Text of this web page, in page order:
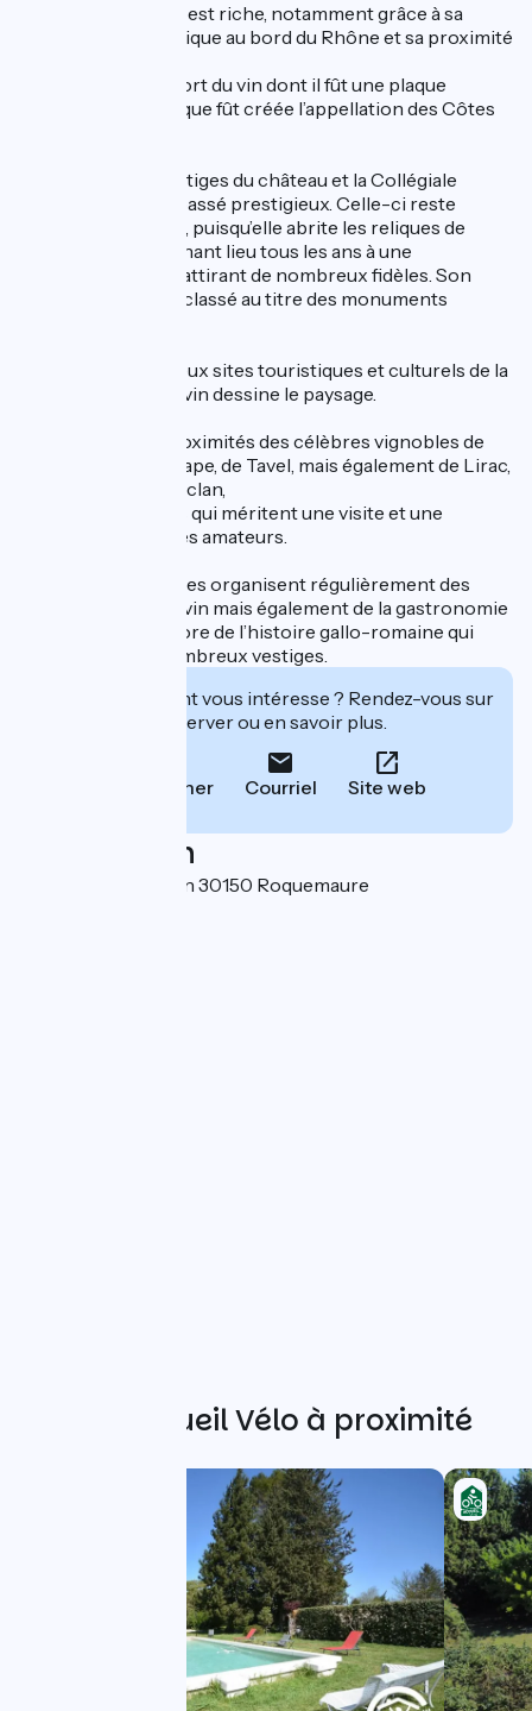
L’histoire du village est riche, notamment grâce à sa
situation géographique au bord du Rhône et sa proximité
Facilitant le transport du vin dont il fût une plaque
tournante, c’est ici que fût créée l’appellation des Côtes
Aujourd’hui, les vestiges du château et la Collégiale
témoignent de ce passé prestigieux. Celle-ci reste
encore importante, puisqu’elle abrite les reliques de
Saint Valentin, donnant lieu tous les ans à une
célébration votive attirant de nombreux fidèles. Son
orgue baroque est classé au titre des monuments
Hormis les nombreux sites touristiques et culturels de la
région, l’activité du vin dessine le paysage.
Nous sommes à proximités des célèbres vignobles de
Châteauneuf-du-Pape, de Tavel, mais également de Lirac,
de Laudun, de Chusclan,
moins connus mais qui méritent une visite et une
dégustation pour les amateurs.
De plus, les domaines organisent régulièrement des
activités autour du vin mais également de la gastronomie
locale, ou bien encore de l’histoire gallo-romaine qui
nous a légué de nombreux vestiges.
Cet établissement vous intéresse ? Rendez-vous sur
leur site pour réserver ou en savoir plus.
Téléphoner Courriel Site web
Localisation
234, Chemin du Plan 30150 Roquemaure
Autres Accueil Vélo à proximité